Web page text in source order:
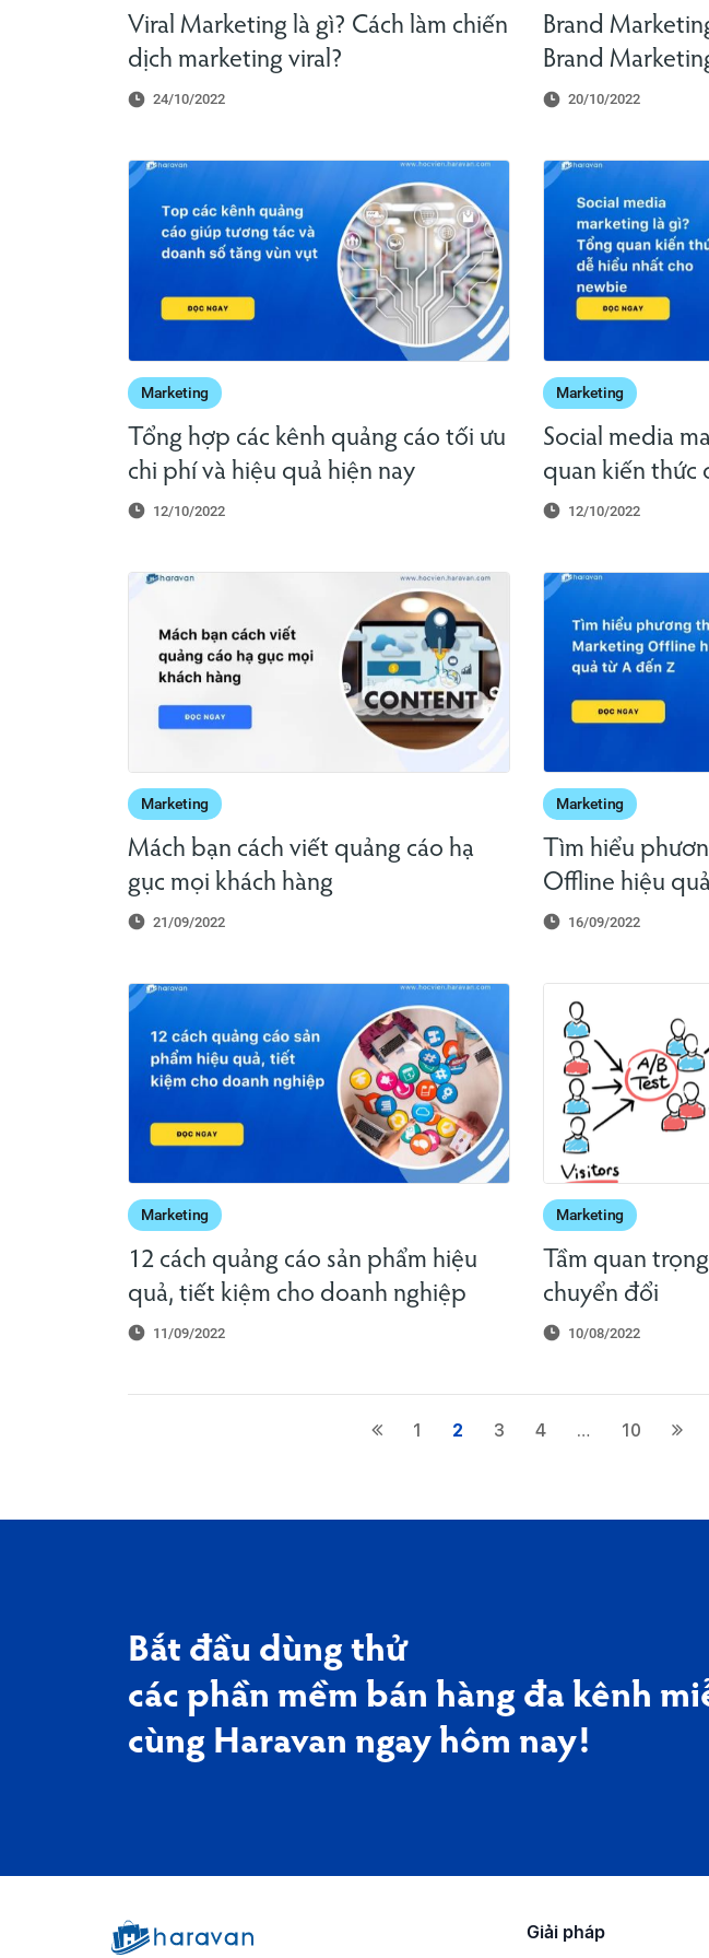
Viral Marketing là gì? Cách làm chiến
dịch marketing viral?
24/10/2022
Brand
Brand
20/10/2022
Marketing
Tổng hợp các kênh quảng cáo tối ưu
chi phí và hiệu quả hiện nay
12/10/2022
Marketing
Social media
quan kiến thức
12/10/2022
Marketing
Mách bạn cách viết quảng cáo hạ
gục mọi khách hàng
21/09/2022
Marketing
Tìm hiểu
Offline hiệu
16/09/2022
Marketing
12 cách quảng cáo sản phẩm hiệu
quả, tiết kiệm cho doanh nghiệp
11/09/2022
Marketing
Tầm quan
chuyển đổi
10/08/2022
1 2 3 4 … 10
Bắt đầu dùng thử
các phần mềm bán hàng đa kênh
cùng Haravan ngay hôm nay!
Giải pháp